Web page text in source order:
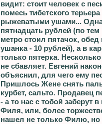
видит: стоит человек с
помесь тибетского
рыжеватыми ушами... Одна
пятнадцать рублей (по
метро стоил пятачок,
ушанка - 10 рублей), а в
только пятерка.
не сбавляет. Евгений
объяснил, для чего ему
Пришлось Жене снять
курбет, сальто. Продавец
- а то нас с тобой заберут
Филя, или, более
нашел не только Филю, но